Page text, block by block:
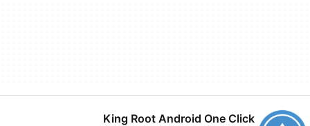
King Root Android One Click